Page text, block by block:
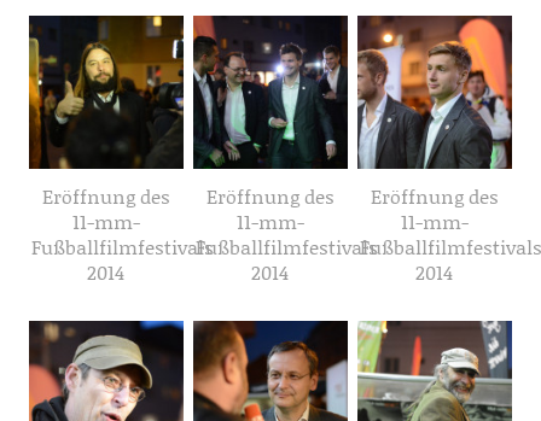
Eröffnung des
11-mm-
Fußballfilmfestivals
2014
Eröffnung des
11-mm-
Fußballfilmfestivals
2014
Eröffnung des
11-mm-
2014